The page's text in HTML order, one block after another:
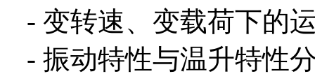
- 变转速、变载荷下的
- 振动特性与温升特性